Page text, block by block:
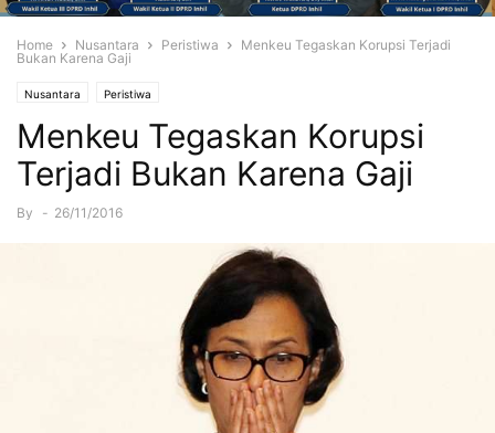
Home Nusantara Peristiwa
Menkeu Tegaskan Korupsi Terjadi
Bukan Karena Gaji
Nusantara Peristiwa
Menkeu Tegaskan Korupsi
Terjadi Bukan Karena Gaji
By - 26/11/2016